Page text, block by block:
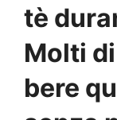
tè
Molti
bere